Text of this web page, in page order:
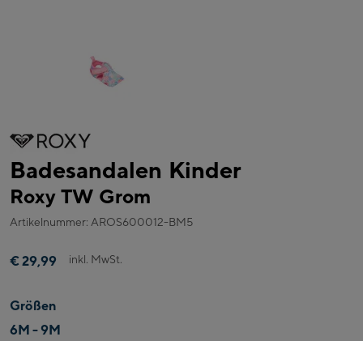
Badesandalen Kinder
Roxy TW Grom
Artikelnummer: AROS600012-BM5
€ 29,99 inkl. MwSt.
Größen
6M - 9M